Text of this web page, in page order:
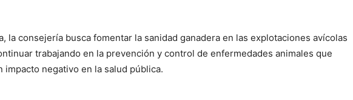
la consejería busca fomentar la sanidad ganadera en las explotaciones avícolas
trabajando en la prevención y control de enfermedades animales que
impacto negativo en la salud pública.